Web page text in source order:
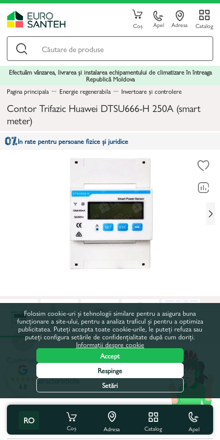
Coș Apel Adresa Catalog
Efectuăm vânzarea, livrarea și instalarea echipamentului de climatizare în întreaga
Republică Moldova
Pagina principala
Energie regenerabila Invertoare și controlere
Contor Trifazic Huawei DTSU666-H 250A (smart
meter)
In rate pentru persoane fizice și juridice
Codul produsului:
Toate caracteristicile
Specificațiile produsului
Albă
RO
Coș Adresa Catalog Apel
4.8
Folosim cookie-uri și tehnologii similare pentru a asigura buna
funcționare a site-ului, pentru a analiza traficul și pentru a optimiza
publicitatea. Puteți accepta toate cookie-urile, le puteți refuza sau
puteți configura setările de confidențialitate după cum doriți.
Informații despre cookie
Accept
Respinge
Setări